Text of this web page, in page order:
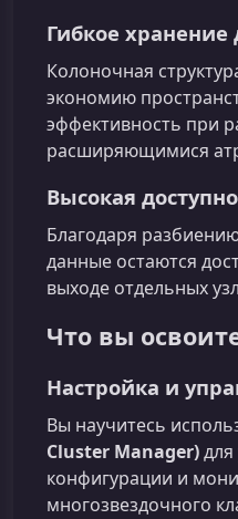
Гибкое
Колоночная
экономию
эффективность при
расширяющимися
Высокая
Благодаря
данные остаются
выходе отдельных
Что вы
Настройка и
Вы научитесь
Cluster Manager)для
конфигурации и
многозвездочного